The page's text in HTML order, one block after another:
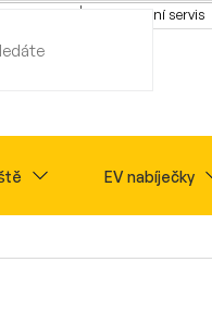
Montážní servis
EV nabíječky
Novinky